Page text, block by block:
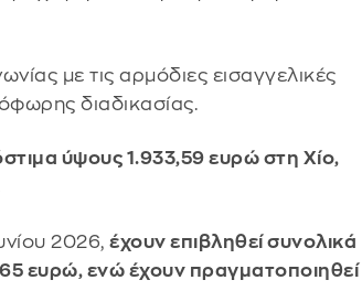
με τις αρμόδιες εισαγγελικές
διαδικασίας.
ύψους 1.933,59 ευρώ στη Χίο,
2026,έχουν επιβληθεί συνολικά
ευρώ, ενώ έχουν πραγματοποιηθεί